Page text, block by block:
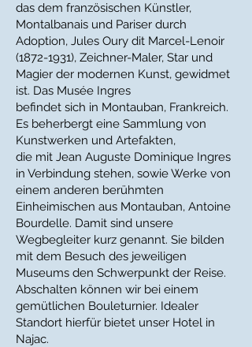
das dem französischen Künstler,
Montalbanais und Pariser durch
Adoption, Jules Oury dit Marcel-Lenoir
(1872-1931), Zeichner-Maler, Star und
Magier der modernen Kunst, gewidmet
ist. Das Musée Ingres
befindet sich in Montauban, Frankreich.
Es beherbergt eine Sammlung von
Kunstwerken und Artefakten,
die mit Jean Auguste Dominique Ingres
in Verbindung stehen, sowie Werke von
einem anderen berühmten
Einheimischen aus Montauban, Antoine
Bourdelle. Damit sind unsere
Wegbegleiter kurz genannt. Sie bilden
mit dem Besuch des jeweiligen
Museums den Schwerpunkt der Reise.
Abschalten können wir bei einem
gemütlichen Bouleturnier. Idealer
Standort hierfür bietet unser Hotel in
Najac.